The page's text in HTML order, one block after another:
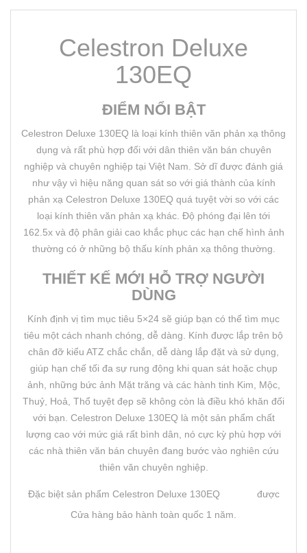
Celestron Deluxe
130EQ
ĐIỂM NỔI BẬT
Celestron Deluxe 130EQ là loại kính thiên văn phản xạ thông
dụng và rất phù hợp đối với dân thiên văn bán chuyên
nghiệp và chuyên nghiệp tại Việt Nam. Sở dĩ được đánh giá
như vậy vì hiệu năng quan sát so với giá thành của kính
phản xạ Celestron Deluxe 130EQ quá tuyệt vời so với các
loại kính thiên văn phản xạ khác. Độ phóng đại lên tới
162.5x và độ phân giải cao khắc phục các hạn chế hình ảnh
thường có ở những bộ thấu kính phản xạ thông thường.
THIẾT KẾ MỚI HỖ TRỢ NGƯỜI
DÙNG
Kính định vị tìm mục tiêu 5×24 sẽ giúp bạn có thể tìm mục
tiêu một cách nhanh chóng, dễ dàng. Kính được lắp trên bộ
chân đỡ kiểu ATZ chắc chắn, dễ dàng lắp đặt và sử dụng,
giúp hạn chế tối đa sự rung động khi quan sát hoặc chụp
ảnh, những bức ảnh Mặt trăng và các hành tinh Kim, Mộc,
Thuỷ, Hoả, Thổ tuyệt đẹp sẽ không còn là điều khó khăn đối
với bạn. Celestron Deluxe 130EQ là một sản phẩm chất
lượng cao với mức giá rất bình dân, nó cực kỳ phù hợp với
các nhà thiên văn bán chuyên đang bước vào nghiên cứu
thiên văn chuyên nghiệp.
Đặc biệt sản phẩm Celestron Deluxe 130EQ
được
Cửa hàng bảo hành toàn quốc 1 năm.